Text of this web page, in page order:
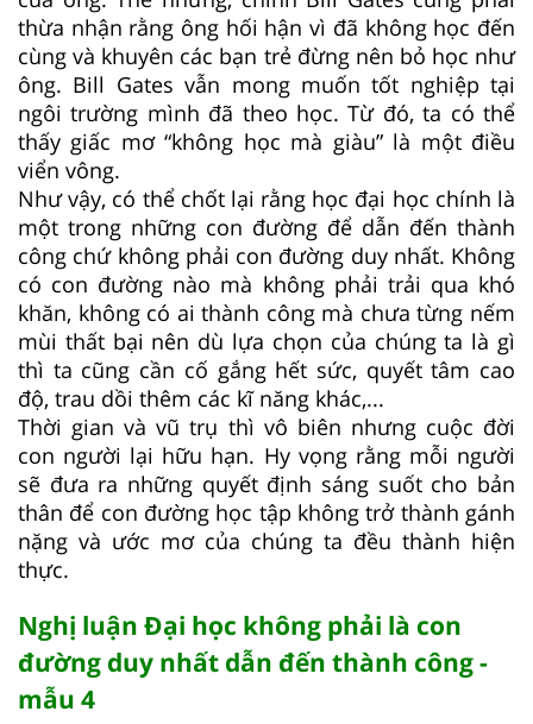
thừa nhận rằng ông hối hận vì đã không học đến
cùng và khuyên các bạn trẻ đừng nên bỏ học như
ông. Bill Gates vẫn mong muốn tốt nghiệp tại
ngôi trường mình đã theo học. Từ đó, ta có thể
thấy giấc mơ “không học mà giàu” là một điều
viển vông.
Như vậy, có thể chốt lại rằng học đại học chính là
một trong những con đường để dẫn đến thành
công chứ không phải con đường duy nhất. Không
có con đường nào mà không phải trải qua khó
khăn, không có ai thành công mà chưa từng nếm
mùi thất bại nên dù lựa chọn của chúng ta là gì
thì ta cũng cần cố gắng hết sức, quyết tâm cao
độ, trau dồi thêm các kĩ năng khác,...
Thời gian và vũ trụ thì vô biên nhưng cuộc đời
con người lại hữu hạn. Hy vọng rằng mỗi người
sẽ đưa ra những quyết định sáng suốt cho bản
thân để con đường học tập không trở thành gánh
nặng và ước mơ của chúng ta đều thành hiện
thực.
Nghị luận Đại học không phải là con
đường duy nhất dẫn đến thành công -
mẫu 4